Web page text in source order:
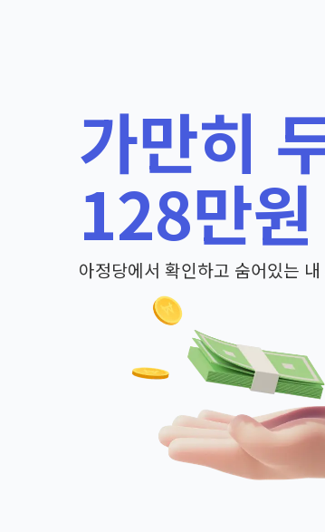
가만히
128만
아정당에서 확인하고 숨어있는